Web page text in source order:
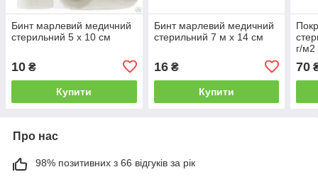
Бинт марлевий медичний
стерильний 5 х 10 см
10 ₴
Купити
Бинт марлевий медичний
стерильний 7 м х 14 см
16₴
Купити
г/м2
70
Про нас
98% позитивних з 66 відгуків за рік